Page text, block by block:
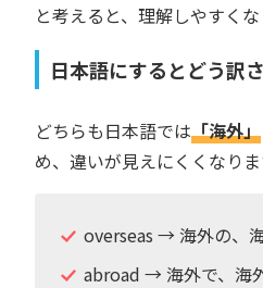
と考えると、理解しやすくな
日本語にするとどう訳
どちらも日本語では「海外」
め、違いが見えにくくなりま
overseas → 海外の、
abroad → 海外で、海